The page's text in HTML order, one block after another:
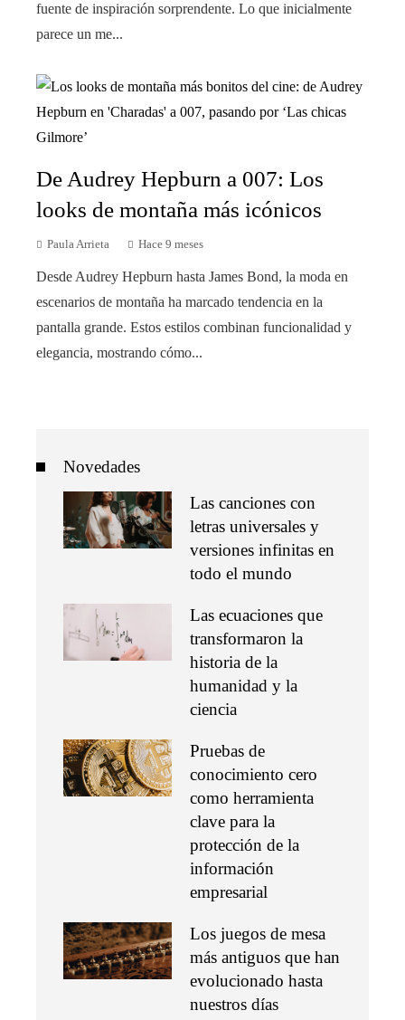
fuente de inspiración sorprendente. Lo que inicialmente
parece un me...
De Audrey Hepburn a 007: Los
looks de montaña más icónicos
Paula Arrieta Hace 9 meses
Desde Audrey Hepburn hasta James Bond, la moda en
escenarios de montaña ha marcado tendencia en la
pantalla grande. Estos estilos combinan funcionalidad y
elegancia, mostrando cómo...
Novedades
Las canciones con
letras universales y
versiones infinitas en
todo el mundo
Las ecuaciones que
transformaron la
historia de la
humanidad y la
ciencia
Pruebas de
conocimiento cero
como herramienta
clave para la
protección de la
información
empresarial
Los juegos de mesa
más antiguos que han
evolucionado hasta
nuestros días